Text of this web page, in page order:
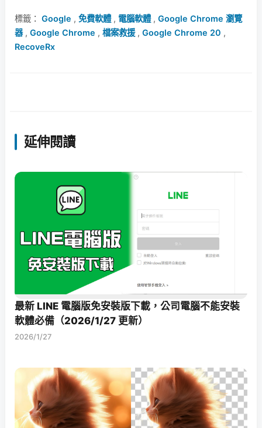
標籤： Google , 免費軟體, 電腦軟體, Google Chrome 瀏覽
器, Google Chrome , 檔案救援, Google Chrome 20 ,
RecoveRx
延伸閱讀
最新 LINE 電腦版免安裝版下載，公司電腦不能安裝
軟體必備（2026/1/27 更新）
2026/1/27